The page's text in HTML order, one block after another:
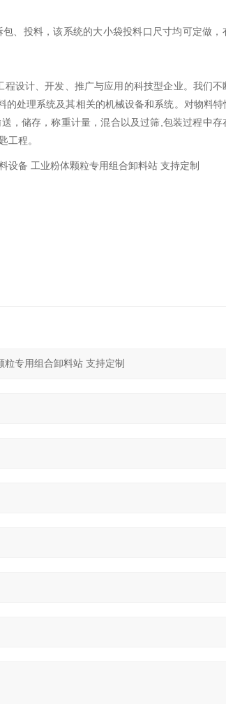
、投料，该系统的大小袋投料口尺寸均可定做
设计、开发、推广与应用的科技型企业。我们
处理系统及其相关的机械设备和系统。对物料特
，储存，称重计量，混合以及过筛,包装过程中存
工程。